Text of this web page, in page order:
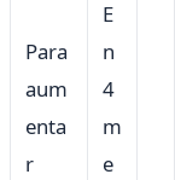
Para
aum
enta
r
E
n
4
m
e